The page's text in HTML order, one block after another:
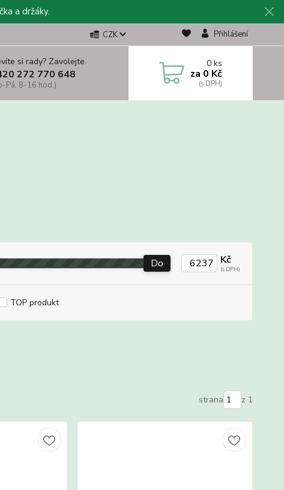
a držáky.
CZK Přihlášení
si rady? Zavolejte.
272 770 648
Pá, 8-16 hod.)
0ks
za 0 Kč
Do Kč
TOP produkt
strana z 1